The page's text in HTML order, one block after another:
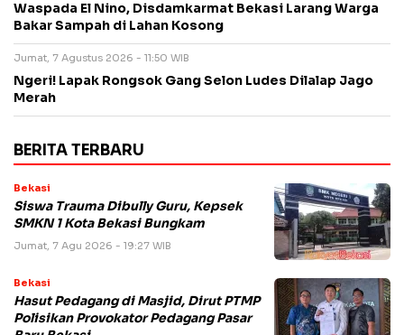
Waspada El Nino, Disdamkarmat Bekasi Larang Warga
Bakar Sampah di Lahan Kosong
Jumat, 7 Agustus 2026 - 11:50 WIB
Ngeri! Lapak Rongsok Gang Selon Ludes Dilalap Jago
Merah
BERITA TERBARU
Bekasi
Siswa Trauma Dibully Guru, Kepsek
SMKN 1 Kota Bekasi Bungkam
Jumat, 7 Agu 2026 - 19:27 WIB
Bekasi
Hasut Pedagang di Masjid, Dirut PTMP
Polisikan Provokator Pedagang Pasar